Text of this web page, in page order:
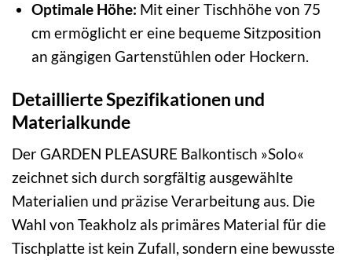
Optimale Höhe: Mit einer Tischhöhe von 75
cm ermöglicht er eine bequeme Sitzposition
an gängigen Gartenstühlen oder Hockern.
Detaillierte Spezifikationen und
Materialkunde
Der GARDEN PLEASURE Balkontisch »Solo«
zeichnet sich durch sorgfältig ausgewählte
Materialien und präzise Verarbeitung aus. Die
Wahl von Teakholz als primäres Material für die
Tischplatte ist kein Zufall, sondern eine bewusste